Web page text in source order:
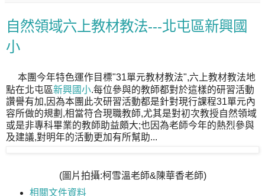
自然領域六上教材教法---北屯區新興國
小
本團今年特色運作目標"31單元教材教法",六上教材教法地
點在北屯區新興國小.每位參與的教師都對於這樣的研習活動
讚譽有加,因為本團此次研習活動都是針對現行課程31單元內
容所做的規劃,相當符合現職教師,尤其是對初次教授自然領域
或是非專科畢業的教師助益頗大;也因為老師今年的熱烈參與
及建議,對明年的活動更加有所幫助...
(圖片拍攝:柯雪溫老師&陳華香老師)
相關文件資料